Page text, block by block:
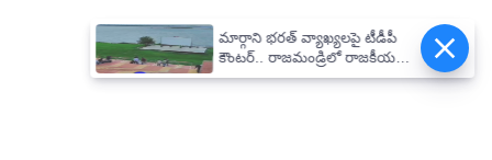
ఎఫ్-1 వీసాలు.. సీఐఎస్
నివేదిక..!
H-1B వీసాదారులకు
ప్రయాణ సమయంలో
స్టేటస్ ప్రూఫ్స్ తప్పనిసరి..!
మార్గాని భరత్ వ్యాఖ్యలపై టీడీపీ
కౌంటర్.. రాజమండ్రిలో రాజకీయ
రచ్చ..